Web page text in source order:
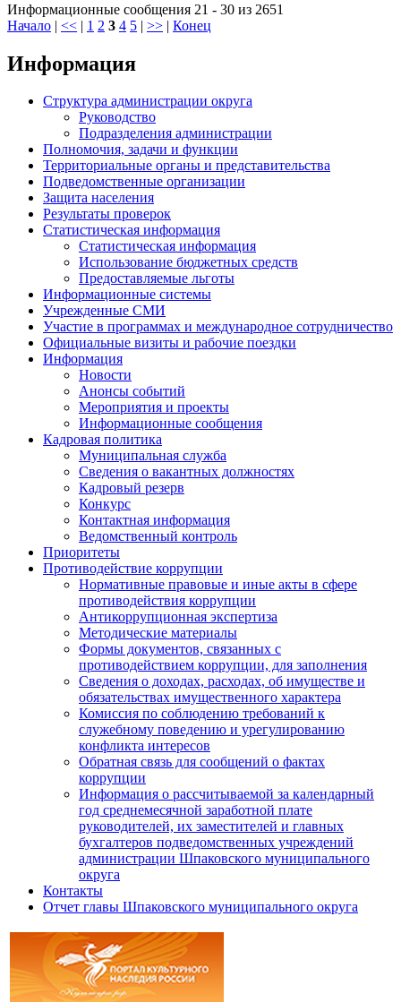
Информационные сообщения 21 - 30 из 2651
Начало | << | 1 2 3 4 5 | >> | Конец
Информация
Структура администрации округа
Руководство
Подразделения администрации
Полномочия, задачи и функции
Территориальные органы и представительства
Подведомственные организации
Защита населения
Результаты проверок
Статистическая информация
Статистическая информация
Использование бюджетных средств
Предоставляемые льготы
Информационные системы
Учрежденные СМИ
Участие в программах и международное сотрудничество
Официальные визиты и рабочие поездки
Информация
Новости
Анонсы событий
Мероприятия и проекты
Информационные сообщения
Кадровая политика
Муниципальная служба
Сведения о вакантных должностях
Кадровый резерв
Конкурс
Контактная информация
Ведомственный контроль
Приоритеты
Противодействие коррупции
Нормативные правовые и иные акты в сфере
противодействия коррупции
Антикоррупционная экспертиза
Методические материалы
Формы документов, связанных с
противодействием коррупции, для заполнения
Сведения о доходах, расходах, об имуществе и
обязательствах имущественного характера
Комиссия по соблюдению требований к
служебному поведению и урегулированию
конфликта интересов
Обратная связь для сообщений о фактах
коррупции
Информация о рассчитываемой за календарный
год среднемесячной заработной плате
руководителей, их заместителей и главных
бухгалтеров подведомственных учреждений
администрации Шпаковского муниципального
округа
Контакты
Отчет главы Шпаковского муниципального округа